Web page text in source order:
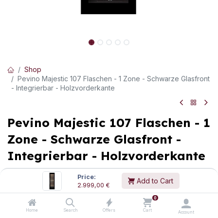
Price:
2.999,00 € Add to Cart
Home Search Offers
0
Cart Account
Shop
Pevino Majestic 107 Flaschen - 1 Zone - Schwarze Glasfront
- Integrierbar - Holzvorderkante
Pevino Majestic 107 Flaschen - 1
Zone - Schwarze Glasfront -
Integrierbar - Holzvorderkante
In diesem integrierbaren Weinkühlschrank vom dänischen
Hersteller Pevino können Sie bis zu 107 Flaschen in einer
Temperaturzone lagern.
Pevino zählt zu den besten Weinkühlschränken am Markt, was